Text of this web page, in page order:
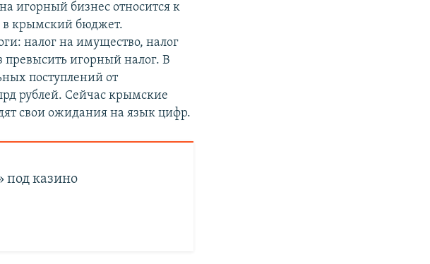
игорный бизнес относится к
в крымский бюджет.
налог на имущество, налог
игорный налог. В
поступлений от
рублей. Сейчас крымские
свои ожидания на язык цифр.
под казино